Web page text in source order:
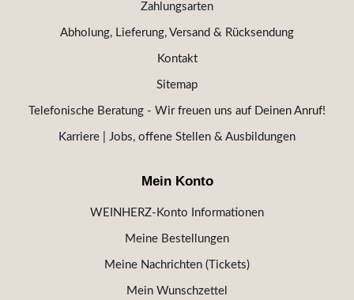
Zahlungsarten
Abholung, Lieferung, Versand & Rücksendung
Kontakt
Sitemap
Telefonische Beratung - Wir freuen uns auf Deinen Anruf!
Karriere | Jobs, offene Stellen & Ausbildungen
Mein Konto
WEINHERZ-Konto Informationen
Meine Bestellungen
Meine Nachrichten (Tickets)
Mein Wunschzettel